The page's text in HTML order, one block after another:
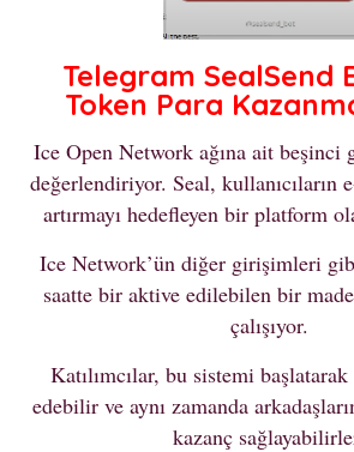
Telegram SealSend
Token Para
Ice Open Network ağına ait beşinci
değerlendiriyor. Seal, kullanıcıların
artırmayı hedefleyen bir platform
Ice Network’ün diğer girişimleri
saatte bir aktive edilebilen bir
çalışıyor.
Katılımcılar, bu sistemi
edebilir ve aynı zamanda
kazanç